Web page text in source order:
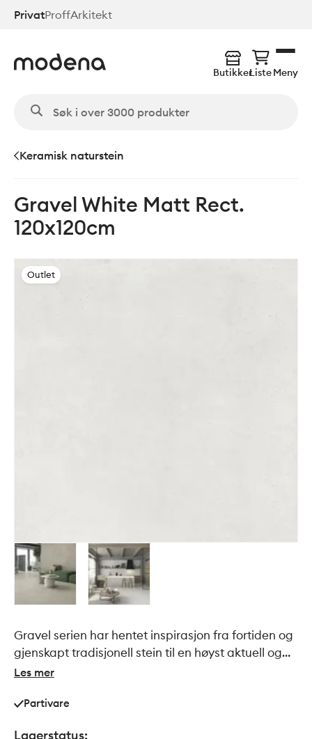
Hopp
PrivatProffArkitekt
ButikkerListeMeny
Keramisk naturstein
Gravel White Matt Rect.
120x120cm
Outlet
Gravel serien har hentet inspirasjon fra fortiden og
gjenskapt tradisjonell stein til en høyst aktuell og
trendy flis. 4 harmoniske farger og supermatt
muligheten til å skape akkurat det uttrykket du
Les mer
Partivare
Lagerstatus: